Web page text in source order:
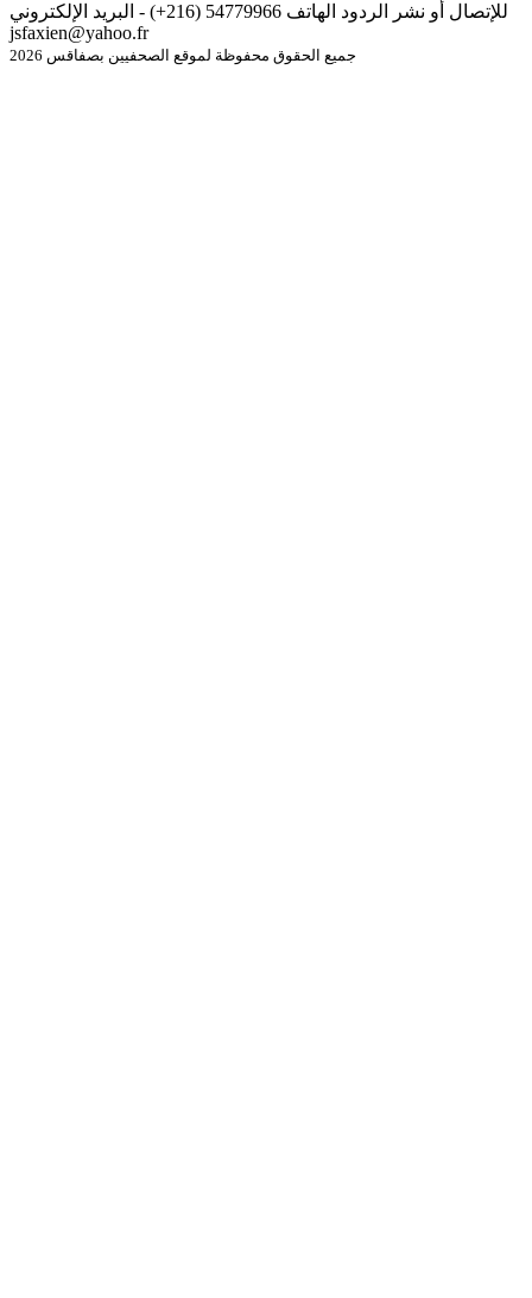
للإتصال أو نشر الردود الهاتف 54779966 (216+) - البريد الإلكتروني
jsfaxien@yahoo.fr
جميع الحقوق محفوظة لموقع الصحفيين بصفاقس 2026